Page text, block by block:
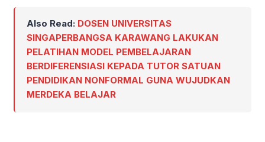
Also Read: DOSEN UNIVERSITAS
SINGAPERBANGSA KARAWANG LAKUKAN
PELATIHAN MODEL PEMBELAJARAN
BERDIFERENSIASI KEPADA TUTOR SATUAN
PENDIDIKAN NONFORMAL GUNA WUJUDKAN
MERDEKA BELAJAR